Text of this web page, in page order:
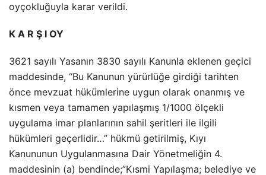
oyçokluğuyla karar verildi.
K A R Ş I OY
3621 sayılı Yasanın 3830 sayılı Kanunla eklenen geçici
maddesinde, “Bu Kanunun yürürlüğe girdiği tarihten
önce mevzuat hükümlerine uygun olarak onanmış ve
kısmen veya tamamen yapılaşmış 1/1000 ölçekli
uygulama imar planlarının sahil şeritleri ile ilgili
hükümleri geçerlidir…” hükmü getirilmiş, Kıyı
Kanununun Uygulanmasına Dair Yönetmeliğin 4.
maddesinin (a) bendinde;”Kısmi Yapılaşma; belediye ve